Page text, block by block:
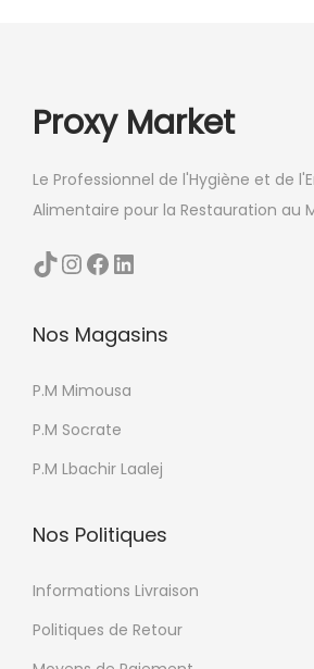
Proxy Market
Le Professionnel de l'Hygiène et de
Alimentaire pour la Restauration au
TikTok InstagramFacebook LinkedIn
Nos Magasins
P.M Mimousa
P.M Socrate
P.M Lbachir Laalej
Nos Politiques
Informations Livraison
Politiques de Retour